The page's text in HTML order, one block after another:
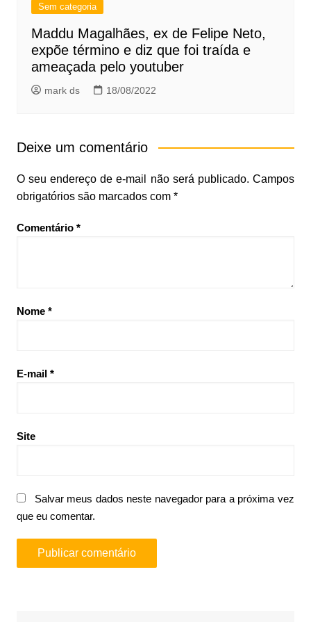
Sem categoria
Maddu Magalhães, ex de Felipe Neto,
expõe término e diz que foi traída e
ameaçada pelo youtuber
mark ds 18/08/2022
Deixe um comentário
O seu endereço de e-mail não será publicado. Campos
obrigatórios são marcados com *
Comentário *
Nome *
E-mail *
Site
Salvar meus dados neste navegador para a próxima vez
que eu comentar.